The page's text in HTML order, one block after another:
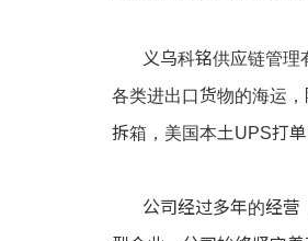
义乌科铭供应链管理有
各类进出口货物的海运
拆箱，美国本土UPS打单
公司经过多年的经营，